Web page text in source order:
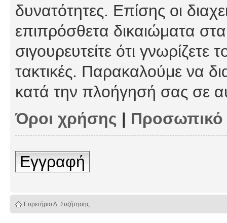
δυνατότητες. Επίσης οι
επιπρόσθετα δικαιώματα
σιγουρευτείτε ότι γνωρίζετε
τακτικές. Παρακαλούμε να
κατά την πλοήγησή σας σε
Όροι χρήσης |
Εγγραφή
Ευρετήριο Δ. Συζήτησης